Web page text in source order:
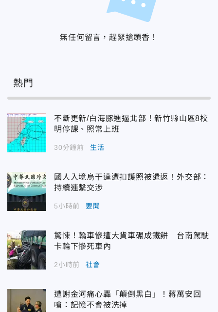
無任何留言，趕緊搶頭香！
熱門
不斷更新/白海豚進逼北部！新竹縣山區8校
明停課、照常上班
30分鐘前 生活
國人入境烏干達遭扣護照被遣返！外交部：
持續連繫交涉
5小時前 要聞
驚悚！轎車慘遭大貨車碾成鐵餅 台南駕駛
卡輪下慘死車內
2小時前 社會
遭謝金河痛心轟「顛倒黑白」！蔣萬安回
嗆：記憶不會被洗掉